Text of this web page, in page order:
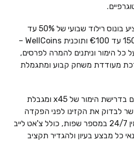
לשחקנים קבועים, Welle מציע בונוס רילוד שבועי של 50% עד
€100, בונוס קריפטו של 150% עד €100 ותוכנית WellCoins –
כל הימור וניתנים להמרה לפרסים,
מעודדת משחק קבוע ומתגמלת
הספינים ללא הפקדה כרוכים בדרישת הימור של x45 ומגבלת
מה שמאפשר לבדוק את הקזינו לפני הפקדה
ראשונה. שירות הלקוחות זמין 24/7 במספר שפות, כולל צ'אט לייב
כל מבצע בעיון ולהגדיר תקציב